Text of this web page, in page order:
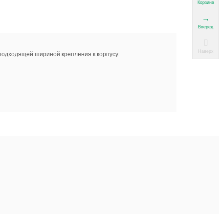
шириной крепления к корпусу.
Корзина
Вперед
Наверх